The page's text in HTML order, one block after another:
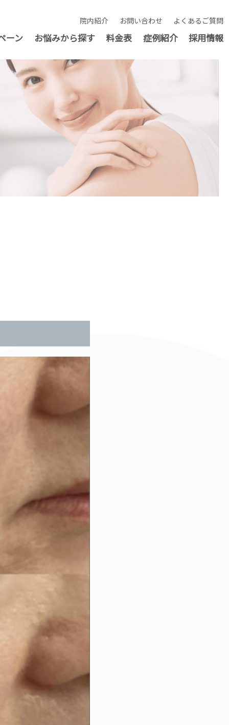
院内紹介 お問い合わせ よくあるご質問
ーン お悩みから探す 料金表 症例紹介 採用情報